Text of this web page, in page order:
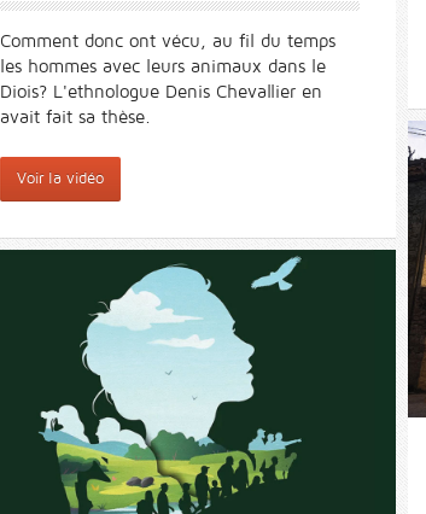
Comment donc ont vécu, au fil du temps
les hommes avec leurs animaux dans le
Diois? L'ethnologue Denis Chevallier en
avait fait sa thèse.
Voir la vidéo